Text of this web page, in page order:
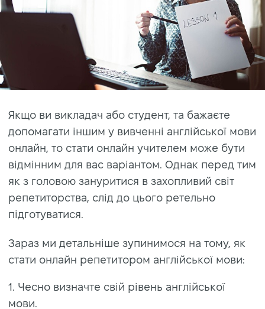
Якщо ви викладач або студент, та бажаєте
допомагати іншим у вивченні англійської мови
онлайн, то стати онлайн учителем може бути
відмінним для вас варіантом. Однак перед тим
як з головою зануритися в захопливий світ
репетиторства, слід до цього ретельно
підготуватися.
Зараз ми детальніше зупинимося на тому, як
стати онлайн репетитором англійської мови:
1. Чесно визначте свій рівень англійської
мови.